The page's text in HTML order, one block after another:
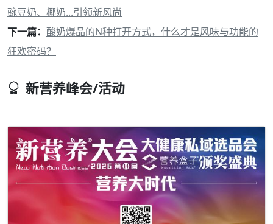
豌豆奶、椰奶...引领新风尚
下一篇： 酸奶爆品的N种打开方式，什么才是风味与功能的
狂欢密码？
新营养峰会/活动